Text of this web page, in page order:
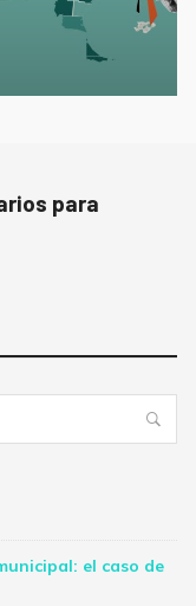
para
el caso de